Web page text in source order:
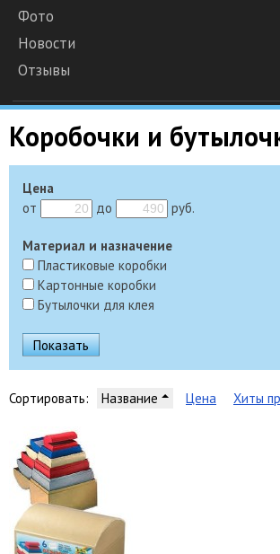
Фото
Новости
Отзывы
Коробочки и
Цена
от
до руб.
Материал и назначение
Пластиковые коробки
Картонные коробки
Бутылочки для клея
Сортировать: Название Цена Хиты